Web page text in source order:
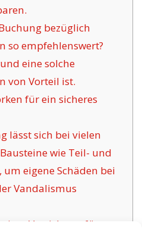
bezüglich
so empfehlenswert?
eine solche
von Vorteil ist.
für ein sicheres
lässt sich bei vielen
wie Teil- und
eigene Schäden bei
Vandalismus
Versicherer für